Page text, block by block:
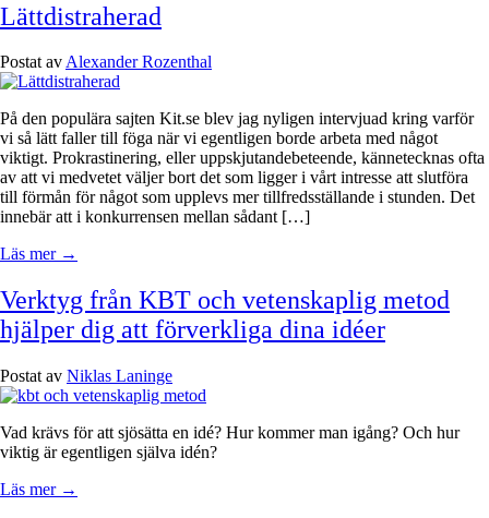
Lättdistraherad
Postat avAlexander Rozenthal
På den populära sajten Kit.se blev jag nyligen intervjuad kring varför
vi så lätt faller till föga när vi egentligen borde arbeta med något
viktigt. Prokrastinering, eller uppskjutandebeteende, kännetecknas ofta
av att vi medvetet väljer bort det som ligger i vårt intresse att slutföra
till förmån för något som upplevs mer tillfredsställande i stunden. Det
innebär att i konkurrensen mellan sådant […]
Läs mer →
Verktyg från KBT och vetenskaplig metod
hjälper dig att förverkliga dina idéer
Postat av Niklas Laninge
Vad krävs för att sjösätta en idé? Hur kommer man igång? Och hur
viktig är egentligen själva idén?
Läs mer →